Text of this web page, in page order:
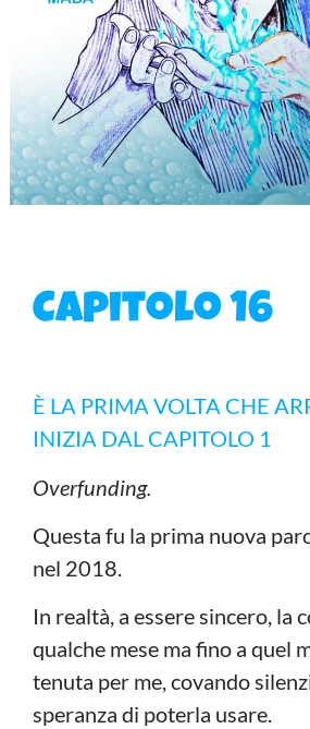
Capitolo 16
È LA PRIMA VOLTA CHE
INIZIA DAL CAPITOLO 1
Overfunding.
Questa fu la prima nuova
nel 2018.
In realtà, a essere sincero, la
qualche mese ma fino a quel
tenuta per me, covando
speranza di poterla usare.